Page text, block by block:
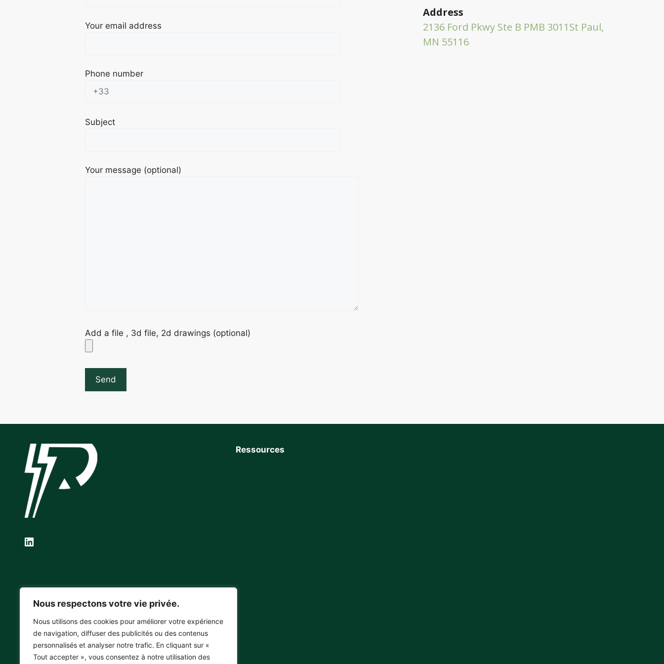
Nous respectons votre vie privée.
Nous utilisons des cookies pour améliorer votre expérience
de navigation, diffuser des publicités ou des contenus
personnalisés et analyser notre trafic. En cliquant sur «
Tout accepter », vous consentez à notre utilisation des
Your email address
Phone number
Subject
Your message (optional)
Add a file , 3d file, 2d drawings (optional)
Address
2136 Ford Pkwy Ste B PMB 3011St Paul,
MN 55116
LinkedIn
Ressources